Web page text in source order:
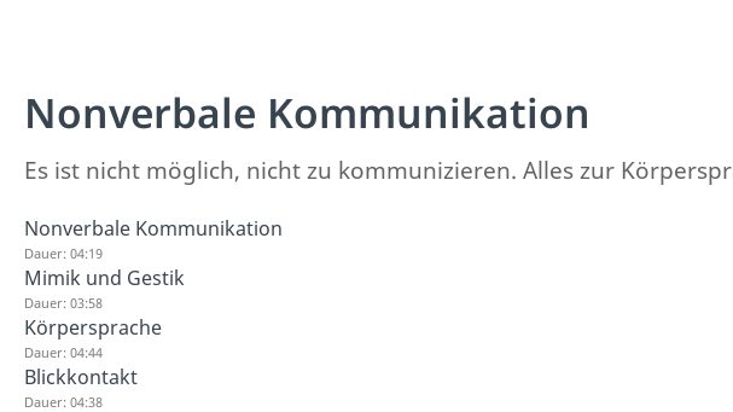
Nonverbale Kommunikation
Es ist nicht möglich, nicht zu kommunizieren. Alles zur
Nonverbale Kommunikation
Dauer: 04:19
Mimik und Gestik
Dauer: 03:58
Körpersprache
Dauer: 04:44
Blickkontakt
Dauer: 04:38